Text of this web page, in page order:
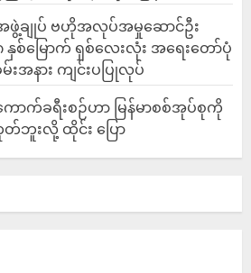
ဖွဲ့ချုပ် ဗဟိုအလုပ်အမှုဆောင်ဦး
စ်မြောက် ရှစ်လေးလုံး အရေးတော်ပုံ
အနား ကျင်းပပြုလုပ်
ာက်ခရီးစဉ်ဟာ မြန်မာစစ်အုပ်စုကို
ဘူးလို့ ထိုင်း ပြော